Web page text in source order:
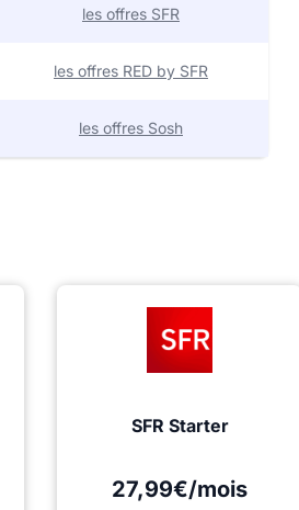
les offres SFR
les offres RED by SFR
les offres Sosh
SFR Starter
27,99€/mois